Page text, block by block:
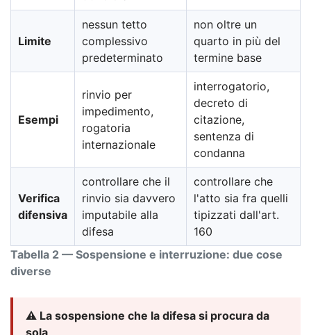
Tabella 2 — Sospensione e interruzione: due cose
diverse
Limite
nessun tetto
complessivo
predeterminato
non oltre un
quarto in più del
termine base
Esempi
rinvio per
impedimento,
rogatoria
internazionale
interrogatorio,
decreto di
citazione,
sentenza di
condanna
Verifica
difensiva
controllare che il
rinvio sia davvero
imputabile alla
difesa
controllare che
l'atto sia fra quelli
tipizzati dall'art.
160
⚠️ La sospensione che la difesa si procura da
sola